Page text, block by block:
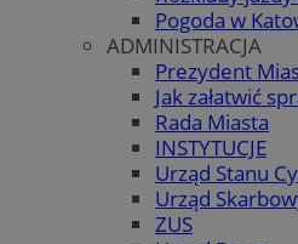
Pogoda w
ADMINISTRACJA
Prezydent
Jak załatwić
Rada Miasta
INSTYTUCJE
Urząd Stanu
Urząd
ZUS